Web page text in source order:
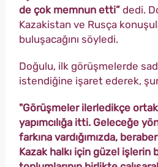
de çok memnun etti” dedi.
Kazakistan ve Rusça
buluşacağını söyledi.
Doğulu, ilk görüşmelerde
istendiğine işaret ederek,
"Görüşmeler ilerledikçe
yapımcılığa itti. Geleceğe
farkına vardığımızda,
Kazak halkı için güzel işlerin